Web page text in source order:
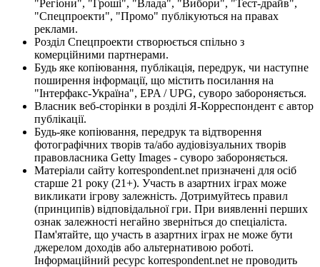
"Регіони", "Гроші", "Влада", "Вибори", "Тест-драйв",
"Спецпроекти", "Промо" публікуються на правах
реклами.
Розділ Спецпроекти створюється спільно з
комерційними партнерами.
Будь яке копіювання, публікація, передрук, чи наступне
поширення інформації, що містить посилання на
"Інтерфакс-Україна", EPA / UPG, суворо забороняється.
Власник веб-сторінки в розділі Я-Корреспондент є автор
публікації.
Будь-яке копіювання, передрук та відтворення
фотографічних творів та/або аудіовізуальних творів
правовласника Getty Images - суворо забороняється.
Матеріали сайту korrespondent.net призначені для осіб
старше 21 року (21+). Участь в азартних іграх може
викликати ігрову залежність. Дотримуйтесь правил
(принципів) відповідальної гри. При виявленні перших
ознак залежності негайно зверніться до спеціаліста.
Пам'ятайте, що участь в азартних іграх не може бути
джерелом доходів або альтернативою роботі.
Інформаційний ресурс korrespondent.net не проводить